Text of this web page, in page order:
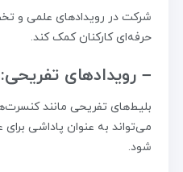
شرکت در رویدادهای علمی و
حرفه‌ای کارکنان کمک کند.
– رویدادهای تفریحی:
بلیط‌های تفریحی مانند
می‌تواند به عنوان پاداشی
شود.